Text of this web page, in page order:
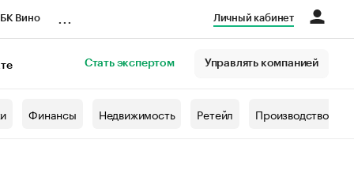
Вино Личный кабинет
Стать экспертом Управлять компанией
Финансы Недвижимость Ретейл Производство